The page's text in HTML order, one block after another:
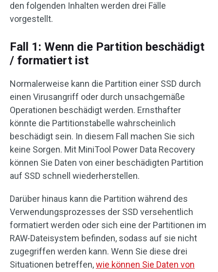
den folgenden Inhalten werden drei Fälle
vorgestellt.
Fall 1: Wenn die Partition beschädigt
/ formatiert ist
Normalerweise kann die Partition einer SSD durch
einen Virusangriff oder durch unsachgemäße
Operationen beschädigt werden. Ernsthafter
könnte die Partitionstabelle wahrscheinlich
beschädigt sein. In diesem Fall machen Sie sich
keine Sorgen. Mit MiniTool Power Data Recovery
können Sie Daten von einer beschädigten Partition
auf SSD schnell wiederherstellen.
Darüber hinaus kann die Partition während des
Verwendungsprozesses der SSD versehentlich
formatiert werden oder sich eine der Partitionen im
RAW-Dateisystem befinden, sodass auf sie nicht
zugegriffen werden kann. Wenn Sie diese drei
Situationen betreffen,wie können Sie Daten von